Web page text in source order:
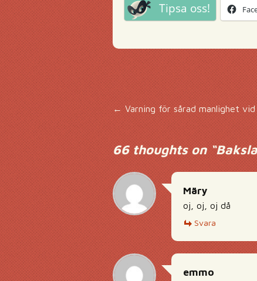
Tipsa oss!
Inläggsnavigering
←Varning för sårad manlighet
66 thoughts on “
Märy
oj, oj, oj då
Svara
emmo